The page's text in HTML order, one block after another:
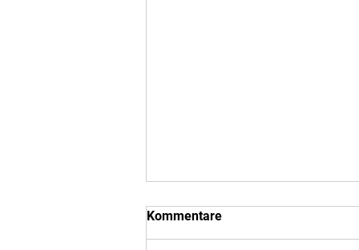
Kommentare